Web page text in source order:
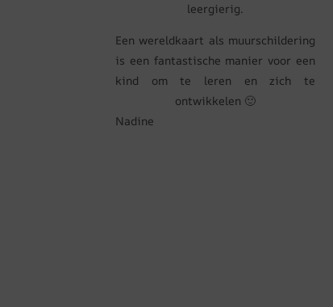
leergierig.
Een wereldkaart als muurschildering
is een fantastische manier voor een
kind om te leren en zich te
ontwikkelen 🙂
Nadine